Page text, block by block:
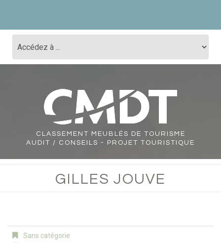
CLASSEMENT
MEUBLÉS DE TOURISME
AUDIT / CONSEILS - PROJET TOURISTIQUE
GILLES JOUVE
Sans catégorie